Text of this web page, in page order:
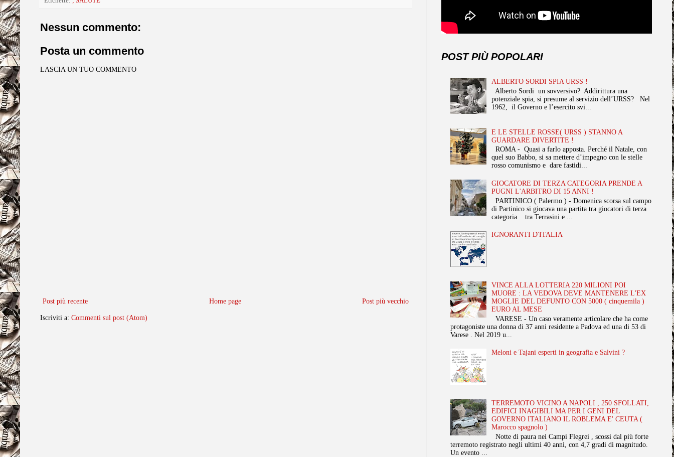
Nessun commento:
Posta un commento
LASCIA UN TUO COMMENTO
Post più recente Post più vecchio
Home page
Iscriviti a: Commenti sul post (Atom)
POST PIÙ POPOLARI
ALBERTO SORDI SPIA URSS !
Alberto Sordi un sovversivo? Addirittura una
potenziale spia, si presume al servizio dell’URSS? Nel
1962, il Governo e l’esercito svi...
E LE STELLE ROSSE( URSS ) STANNO A
GUARDARE DIVERTITE !
ROMA - Quasi a farlo apposta. Perché il Natale, con
quel suo Babbo, si sa mettere d’impegno con le stelle
rosso comunismo e dare fastidi...
GIOCATORE DI TERZA CATEGORIA PRENDE A
PUGNI L'ARBITRO DI 15 ANNI !
PARTINICO ( Palermo ) - Domenica scorsa sul campo
di Partinico si giocava una partita tra giocatori di terza
categoria tra Terrasini e ...
IGNORANTI D'ITALIA
VINCE ALLA LOTTERIA 220 MILIONI POI
MUORE : LA VEDOVA DEVE MANTENERE L'EX
MOGLIE DEL DEFUNTO CON 5000 ( cinquemila )
EURO AL MESE
VARESE - Un caso veramente articolare che ha come
protagoniste una donna di 37 anni residente a Padova ed una di 53 di
Varese . Nel 2019 u...
Meloni e Tajani esperti in geografia e Salvini ?
TERREMOTO VICINO A NAPOLI , 250 SFOLLATI,
EDIFICI INAGIBILI MA PER I GENI DEL
GOVERNO ITALIANO IL ROBLEMA E' CEUTA (
Marocco spagnolo )
Notte di paura nei Campi Flegrei , scossi dal più forte
terremoto registrato negli ultimi 40 anni, con 4,7 gradi di magnitudo.
Un evento ...